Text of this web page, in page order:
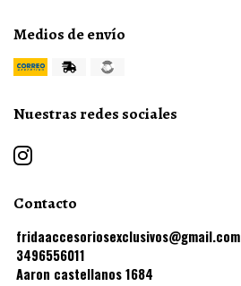
Medios de envío
Nuestras redes sociales
Contacto
fridaaccesoriosexclusivos@gmail.com
3496556011
Aaron castellanos 1684